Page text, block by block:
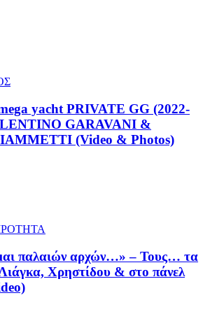
yacht PRIVATE GG (2022-
GARAVANI &
(Video & Photos)
παλαιών αρχών…» – Τους… τα
Χρηστίδου & στο πάνελ